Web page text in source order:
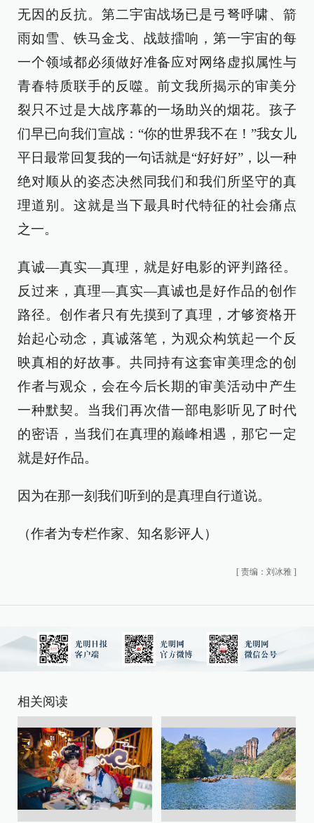
无因的反抗。第二宇宙战场已是弓弩呼啸、箭
雨如雪、铁马金戈、战鼓擂响，第一宇宙的每
一个领域都必须做好准备应对网络虚拟属性与
青春特质联手的反噬。前文我所揭示的审美分
裂只不过是大战序幕的一场助兴的烟花。孩子
们早已向我们宣战：“你的世界我不在！”我女儿
平日最常回复我的一句话就是“好好好”，以一种
绝对顺从的姿态决然同我们和我们所坚守的真
理道别。这就是当下最具时代特征的社会痛点
之一。
真诚—真实—真理，就是好电影的评判路径。
反过来，真理—真实—真诚也是好作品的创作
路径。创作者只有先摸到了真理，才够资格开
始起心动念，真诚落笔，为观众构筑起一个反
映真相的好故事。共同持有这套审美理念的创
作者与观众，会在今后长期的审美活动中产生
一种默契。当我们再次借一部电影听见了时代
的密语，当我们在真理的巅峰相遇，那它一定
就是好作品。
因为在那一刻我们听到的是真理自行道说。
（作者为专栏作家、知名影评人）
[ 责编：刘冰雅 ]
相关阅读